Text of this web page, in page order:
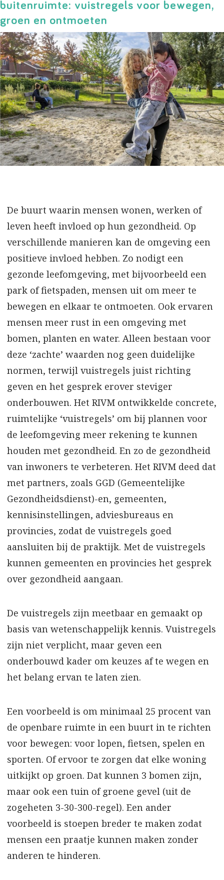
buitenruimte: vuistregels voor bewegen,
groen en ontmoeten
De buurt waarin mensen wonen, werken of
leven heeft invloed op hun gezondheid. Op
verschillende manieren kan de omgeving een
positieve invloed hebben. Zo nodigt een
gezonde leefomgeving, met bijvoorbeeld een
park of fietspaden, mensen uit om meer te
bewegen en elkaar te ontmoeten. Ook ervaren
mensen meer rust in een omgeving met
bomen, planten en water. Alleen bestaan voor
deze ‘zachte’ waarden nog geen duidelijke
normen, terwijl vuistregels juist richting
geven en het gesprek erover steviger
onderbouwen. Het RIVM ontwikkelde concrete,
ruimtelijke ‘vuistregels’ om bij plannen voor
de leefomgeving meer rekening te kunnen
houden met gezondheid. En zo de gezondheid
van inwoners te verbeteren. Het RIVM deed dat
met partners, zoals GGD (Gemeentelijke
Gezondheidsdienst)-en, gemeenten,
kennisinstellingen, adviesbureaus en
provincies, zodat de vuistregels goed
aansluiten bij de praktijk. Met de vuistregels
kunnen gemeenten en provincies het gesprek
over gezondheid aangaan.
De vuistregels zijn meetbaar en gemaakt op
basis van wetenschappelijk kennis. Vuistregels
zijn niet verplicht, maar geven een
onderbouwd kader om keuzes af te wegen en
het belang ervan te laten zien.
Een voorbeeld is om minimaal 25 procent van
de openbare ruimte in een buurt in te richten
voor bewegen: voor lopen, fietsen, spelen en
sporten. Of ervoor te zorgen dat elke woning
uitkijkt op groen. Dat kunnen 3 bomen zijn,
maar ook een tuin of groene gevel (uit de
zogeheten 3-30-300-regel). Een ander
voorbeeld is stoepen breder te maken zodat
mensen een praatje kunnen maken zonder
anderen te hinderen.